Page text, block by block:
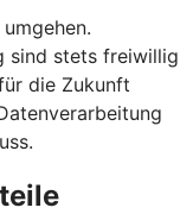
sind stets freiwillig
die Zukunft